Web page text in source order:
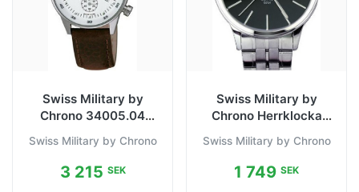
Swiss Military by
Chrono 34005.04
mm
Swiss Military by Chrono
3 215 SEK
Swiss Military by
Chrono Herrklocka
Svart/Stål Ø42
Swiss Military by Chrono
1 749 SEK